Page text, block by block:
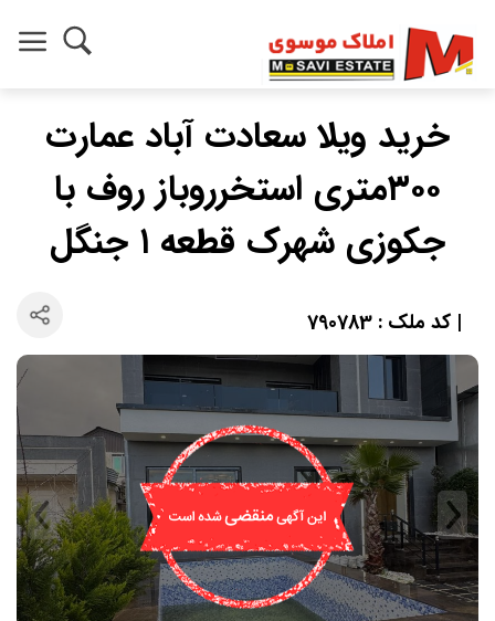
خرید ویلا سعادت آباد عمارت
۳۰۰متری استخرروباز روف با
جکوزی شهرک قطعه ۱ جنگل
| کد ملک : 790783